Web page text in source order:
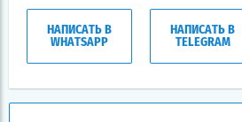
НАПИСАТЬ В
WHATSAPP
НАПИСАТЬ В
TELEGRAM